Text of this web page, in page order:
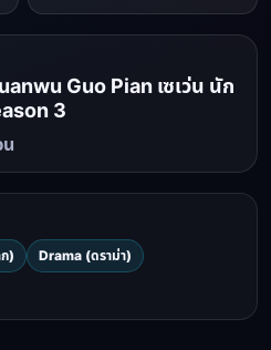
Guo Pian เซเว่น นัก
3
)
Drama (ดราม่า)